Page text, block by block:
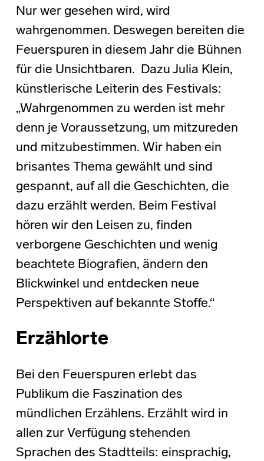
Nur wer gesehen wird, wird
wahrgenommen. Deswegen bereiten die
Feuerspuren in diesem Jahr die Bühnen
für die Unsichtbaren. Dazu Julia Klein,
künstlerische Leiterin des Festivals:
„Wahrgenommen zu werden ist mehr
denn je Voraussetzung, um mitzureden
und mitzubestimmen. Wir haben ein
brisantes Thema gewählt und sind
gespannt, auf all die Geschichten, die
dazu erzählt werden. Beim Festival
hören wir den Leisen zu, finden
verborgene Geschichten und wenig
beachtete Biografien, ändern den
Blickwinkel und entdecken neue
Perspektiven auf bekannte Stoffe.“
Erzählorte
Bei den Feuerspuren erlebt das
Publikum die Faszination des
mündlichen Erzählens. Erzählt wird in
allen zur Verfügung stehenden
Sprachen des Stadtteils: einsprachig,